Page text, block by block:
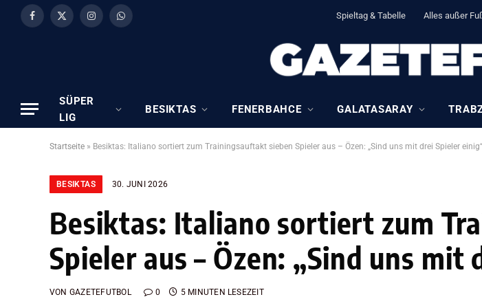
Facebook
X
InstagramWhatsApp Spieltag & Tabelle Alles außer
SÜPER
LIG
BESIKTAS FENERBAHCE GALATASARAY
Startseite » Besiktas: Italiano sortiert zum Trainingsauftakt sieben Spieler aus – Özen: „Sind uns mit drei Spieler einig“
BESIKTAS 30. JUNI 2026
Besiktas: Italiano sortiert zum
Spieler aus – Özen: „Sind uns mit
VON GAZETEFUTBOL 0 5 MINUTEN LESEZEIT